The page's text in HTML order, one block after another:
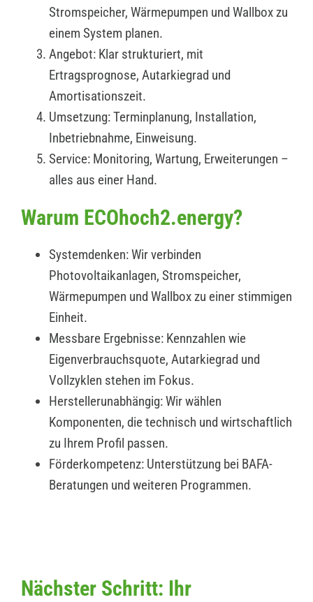
Stromspeicher, Wärmepumpen und Wallbox zu
einem System planen.
Angebot: Klar strukturiert, mit
Ertragsprognose, Autarkiegrad und
Amortisationszeit.
Umsetzung: Terminplanung, Installation,
Inbetriebnahme, Einweisung.
Service: Monitoring, Wartung, Erweiterungen –
alles aus einer Hand.
Warum ECOhoch2.energy?
Systemdenken: Wir verbinden
Photovoltaikanlagen, Stromspeicher,
Wärmepumpen und Wallbox zu einer stimmigen
Einheit.
Messbare Ergebnisse: Kennzahlen wie
Eigenverbrauchsquote, Autarkiegrad und
Vollzyklen stehen im Fokus.
Herstellerunabhängig: Wir wählen
Komponenten, die technisch und wirtschaftlich
zu Ihrem Profil passen.
Förderkompetenz: Unterstützung bei BAFA-
Beratungen und weiteren Programmen.
Nächster Schritt: Ihr